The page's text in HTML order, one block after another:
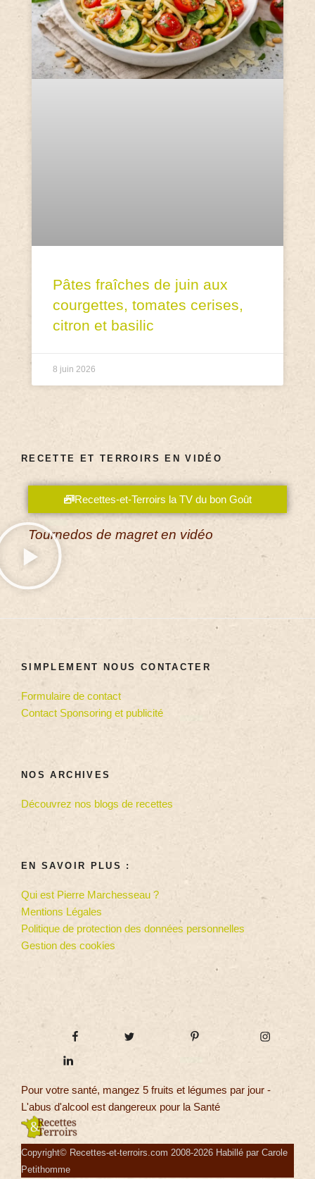
Pâtes fraîches de juin aux
courgettes, tomates cerises,
citron et basilic
8 juin 2026
RECETTE ET TERROIRS EN VIDÉO
Recettes-et-Terroirs la TV du bon Goût
Tournedos de magret en vidéo
SIMPLEMENT NOUS CONTACTER
Formulaire de contact
Contact Sponsoring et publicité
NOS ARCHIVES
Découvrez nos blogs de recettes
EN SAVOIR PLUS :
Qui est Pierre Marchesseau ?
Mentions Légales
Politique de protection des données personnelles
Gestion des cookies
Pour votre santé, mangez 5 fruits et légumes par jour -
L'abus d'alcool est dangereux pour la Santé
Copyright© Recettes-et-terroirs.com 2008-2026 Habillé par Carole
Petithomme